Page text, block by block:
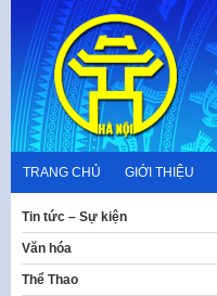
content
TRANG CHỦ GIỚI THIỆU
Tin tức – Sự kiện
Văn hóa
Thể Thao